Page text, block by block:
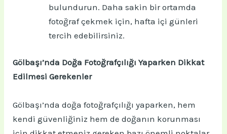
bulundurun. Daha sakin bir ortamda
fotoğraf çekmek için, hafta içi günleri
tercih edebilirsiniz.
Gölbaşı’nda Doğa Fotoğrafçılığı Yaparken Dikkat
Edilmesi Gerekenler
Gölbaşı’nda doğa fotoğrafçılığı yaparken, hem
kendi güvenliğiniz hem de doğanın korunması